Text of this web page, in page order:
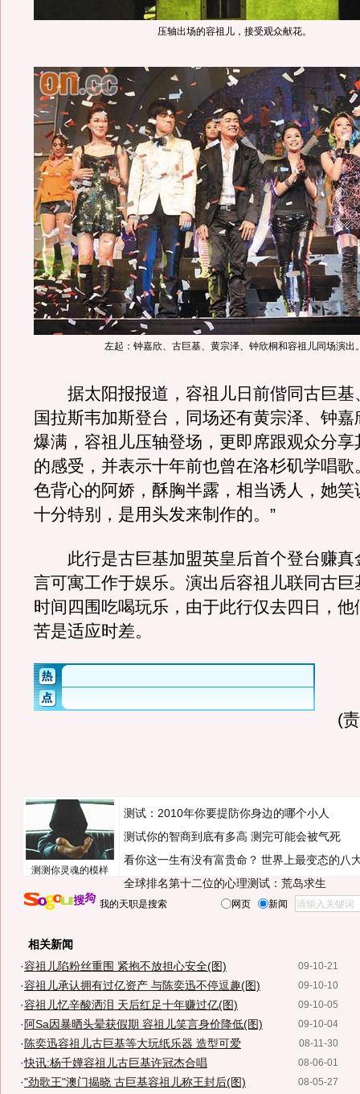
压轴出场的容祖儿，接受观众献花。
左起：钟嘉欣、古巨基、黄宗泽、钟欣桐和容祖儿同场演出
据太阳报报道，容祖儿日前偕同古巨基
国拉斯韦加斯登台，同场还有黄宗泽、钟
爆满，容祖儿压轴登场，更即席跟观众分享
的感受，并表示十年前也曾在洛杉矶学唱歌
色背心的阿娇，酥胸半露，相当诱人，她笑
十分特别，是用头发来制作的。”
此行是古巨基加盟英皇后首个登台赚真
言可寓工作于娱乐。演出后容祖儿联同古巨
时间四围吃喝玩乐，由于此行仅去四日，他
苦是适应时差。
(
测测你灵魂的模样
测试：2010年你要提防你身边的哪个小人
测试你的智商到底有多高 测完可能会被气死
看你这一生有没有富贵命？ 世界上最变态的八
全球排名第十二位的心理测试：荒岛求生
我的天职是搜索 网页 新闻
相关新闻
09-10-21
·容祖儿陷粉丝重围 紧抱不放担心安全(图)
09-10-10
·容祖儿承认拥有过亿资产 与陈奕迅不停逗趣(图)
09-10-05
·容祖儿忆辛酸洒泪 天后红足十年赚过亿(图)
09-10-04
· 阿Sa因暴晒头晕获假期 容祖儿笑言身价降低(图)
08-11-30
· 陈奕迅容祖儿古巨基等大玩纸乐器 造型可爱
08-06-01
·快讯:杨千嬅容祖儿古巨基许冠杰合唱
08-05-27
·"劲歌王"澳门揭晓 古巨基容祖儿称王封后(图)